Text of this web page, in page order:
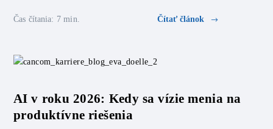
[…]
Čas čítania: 7 min. Čítať článok
AI v roku 2026: Kedy sa vízie menia na
produktívne riešenia